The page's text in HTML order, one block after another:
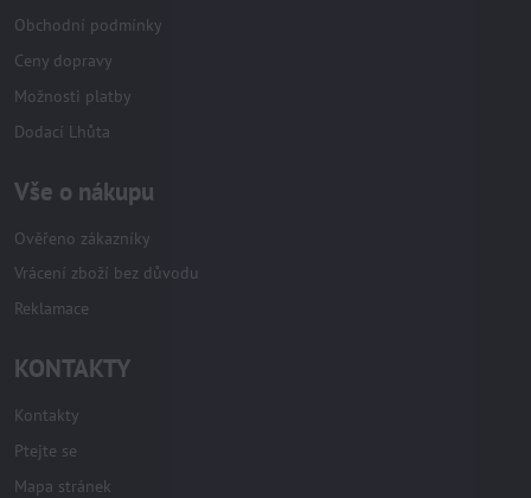
Obchodní podmínky
Ceny dopravy
Možnosti platby
Dodací Lhůta
Vše o nákupu
Ověřeno zákazníky
Vrácení zboží bez důvodu
Reklamace
KONTAKTY
Kontakty
Ptejte se
Mapa stránek